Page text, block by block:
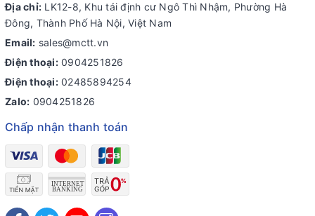
Địa chỉ: LK12-8, Khu tái định cư Ngô Thì Nhậm, Phường Hà
Đông, Thành Phố Hà Nội, Việt Nam
Email: sales@mctt.vn
Điện thoại: 0904251826
Điện thoại: 02485894254
Zalo: 0904251826
Chấp nhận thanh toán